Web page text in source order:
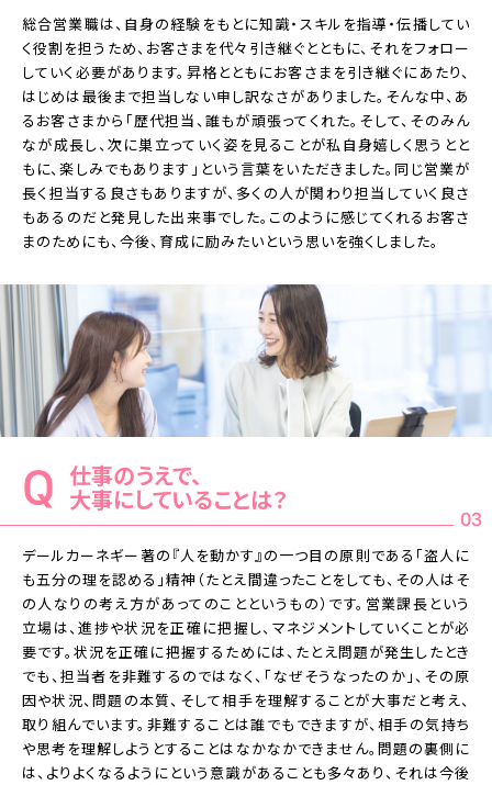
総合営業職は、自身の経験をもとに知識・スキルを指導・伝播してい
く役割を担うため、お客さまを代々引き継ぐとともに、それをフォロー
していく必要があります。昇格とともにお客さまを引き継ぐにあたり、
はじめは最後まで担当しない申し訳なさがありました。そんな中、あ
るお客さまから「歴代担当、誰もが頑張ってくれた。そして、そのみん
なが成長し、次に巣立っていく姿を見ることが私自身嬉しく思うとと
もに、楽しみでもあります」という言葉をいただきました。同じ営業が
長く担当する良さもありますが、多くの人が関わり担当していく良さ
もあるのだと発見した出来事でした。このように感じてくれるお客さ
まのためにも、今後、育成に励みたいという思いを強くしました。
仕事のうえで、
大事にしていることは？
03
デールカーネギー著の『人を動かす』の一つ目の原則である「盗人に
も五分の理を認める」精神（たとえ間違ったことをしても、その人はそ
の人なりの考え方があってのことというもの）です。営業課長という
立場は、進捗や状況を正確に把握し、マネジメントしていくことが必
要です。状況を正確に把握するためには、たとえ問題が発生したとき
でも、担当者を非難するのではなく、「なぜそうなったのか」、その原
因や状況、問題の本質、そして相手を理解することが大事だと考え、
取り組んでいます。非難することは誰でもできますが、相手の気持ち
や思考を理解しようとすることはなかなかできません。問題の裏側に
は、よりよくなるようにという意識があることも多々あり、それは今後